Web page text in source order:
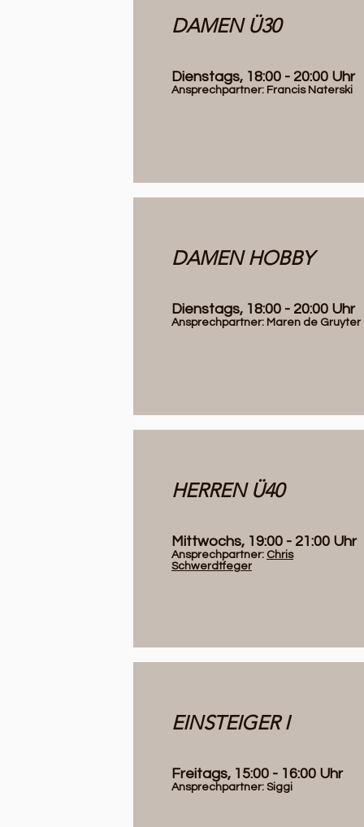
DAMEN Ü30
Dienstags, 18:00 - 20:00 Uhr
Ansprechpartner: Francis Naterski
DAMEN HOBBY
Dienstags, 18:00 - 20:00 Uhr
Ansprechpartner: Maren de Gruyter
HERREN Ü40
Mittwochs, 19:00 - 21:00 Uhr
Ansprechpartner: Chris
Schwerdtfeger
EINSTEIGER I
Freitags, 15:00 - 16:00 Uhr
Ansprechpartner: Siggi